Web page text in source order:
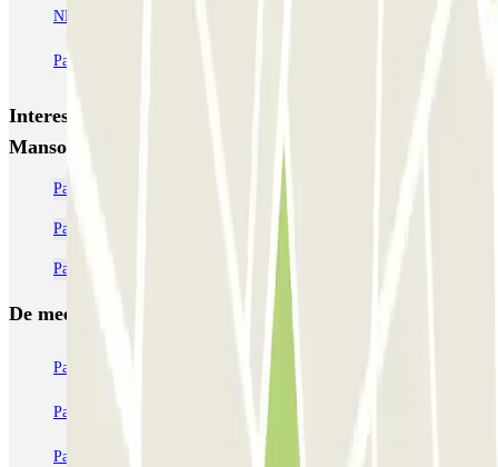
NN Rocafort
Parking Viajeros
Interessante plaatsen en evenementen dichtbij Bypark
Manso Paral·lel
Parkeren dichtbij Avenida del Paral-lel
Parkeer dichtbij de wijk Poble Sec
Parkeren dichtbij Fira Barcelona
De meest geboekte
Parkeren in Parijs Parkeren in Venetië
Parkeren in Station Venetië Mestre Parkeren in Rome
Parkeren in Milaan Parkeren in Verona